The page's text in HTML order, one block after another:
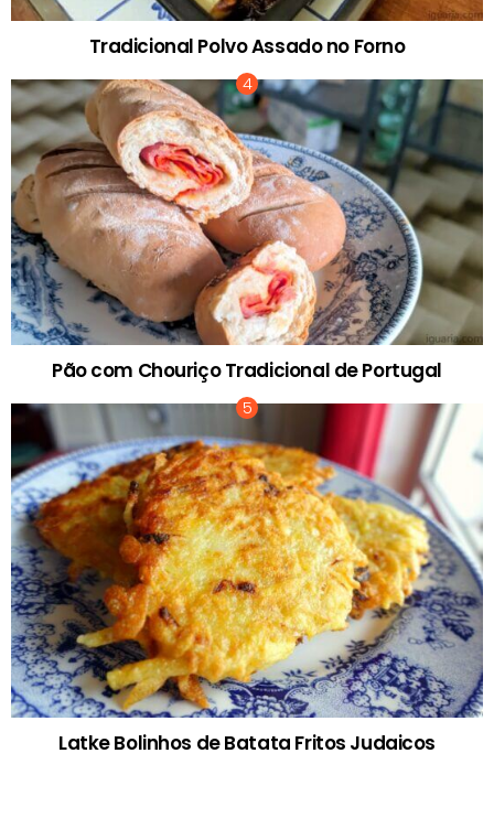
Tradicional Polvo Assado no Forno
Pão com Chouriço Tradicional de Portugal
Latke Bolinhos de Batata Fritos Judaicos